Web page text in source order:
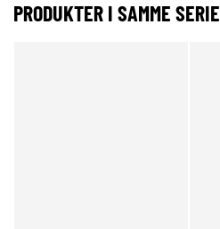
PRODUKTER I SAMME SERIE